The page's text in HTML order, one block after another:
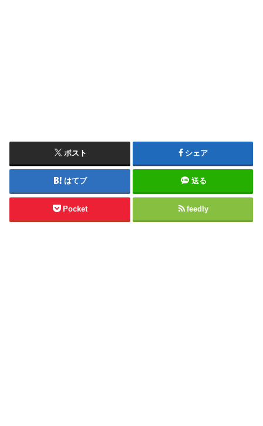
ポスト シェア
はてブ 送る
Pocket feedly